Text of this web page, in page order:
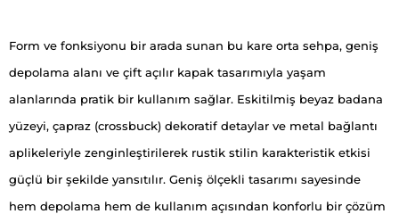
Form ve fonksiyonu bir arada sunan bu kare orta sehpa, geniş
depolama alanı ve çift açılır kapak tasarımıyla yaşam
alanlarında pratik bir kullanım sağlar. Eskitilmiş beyaz badana
yüzeyi, çapraz (crossbuck) dekoratif detaylar ve metal bağlantı
aplikeleriyle zenginleştirilerek rustik stilin karakteristik etkisi
güçlü bir şekilde yansıtılır. Geniş ölçekli tasarımı sayesinde
hem depolama hem de kullanım açısından konforlu bir çözüm